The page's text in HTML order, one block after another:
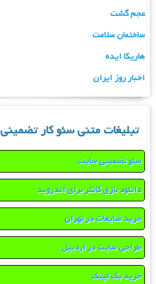
عجم گشت
ساختمان سلامت
هاریکا ایده
اخبار روز ایران
تبلیغات متنی سئو کار تضمینی
سئو تضمینی سایت
دانلود بازی کانتر برای اندروید
خرید ضایعات در تهران
طراحی سایت در اردبیل
خرید بک لینک